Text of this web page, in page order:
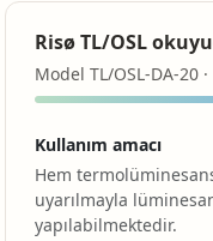
Risø TL/OSL
Model TL/OSL-DA-20
Kullanım amacı
Hem
uyarılmayla
yapılabilmektedir.